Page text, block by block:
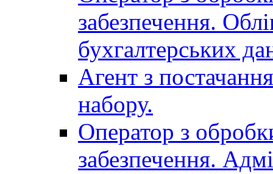
забезпечення.
бухгалтерських
Агент з
набору.
Оператор з
забезпечення.